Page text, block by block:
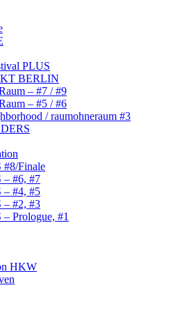
PLUS
BERLIN
– #7 / #9
– #5 / #6
/ raumohneraum #3
#8/Finale
– #6, #7
– #4, #5
– #2, #3
– Prologue, #1
HKW